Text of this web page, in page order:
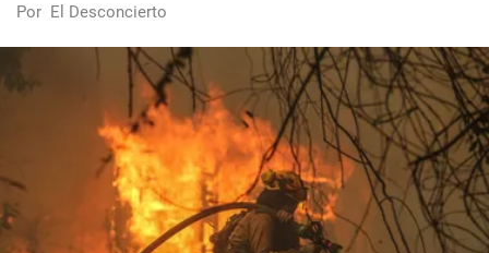
Por El Desconcierto